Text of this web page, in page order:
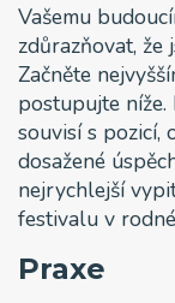
Vašemu
zdůrazňovat,
Začněte
postupujte níže.
souvisí s pozicí,
dosažené
nejrychlejší
festivalu v
Praxe